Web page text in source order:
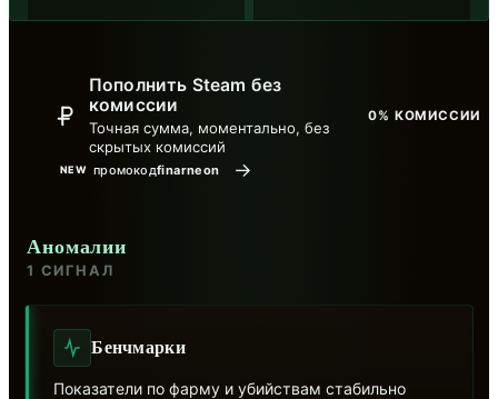
0% КОМИССИИ
NEW промокодfinarneon
Пополнить Steam без
комиссии
Точная сумма, моментально, без
скрытых комиссий
→
Аномалии
1 СИГНАЛ
Бенчмарки
Показатели по фарму и убийствам стабильно